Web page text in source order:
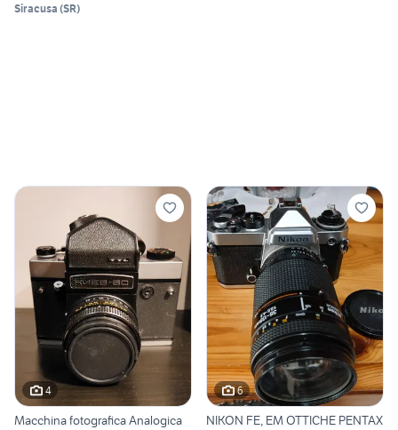
Siracusa (SR)
4
Macchina fotografica Analogica
6
NIKON FE, EM OTTICHE PENTAX